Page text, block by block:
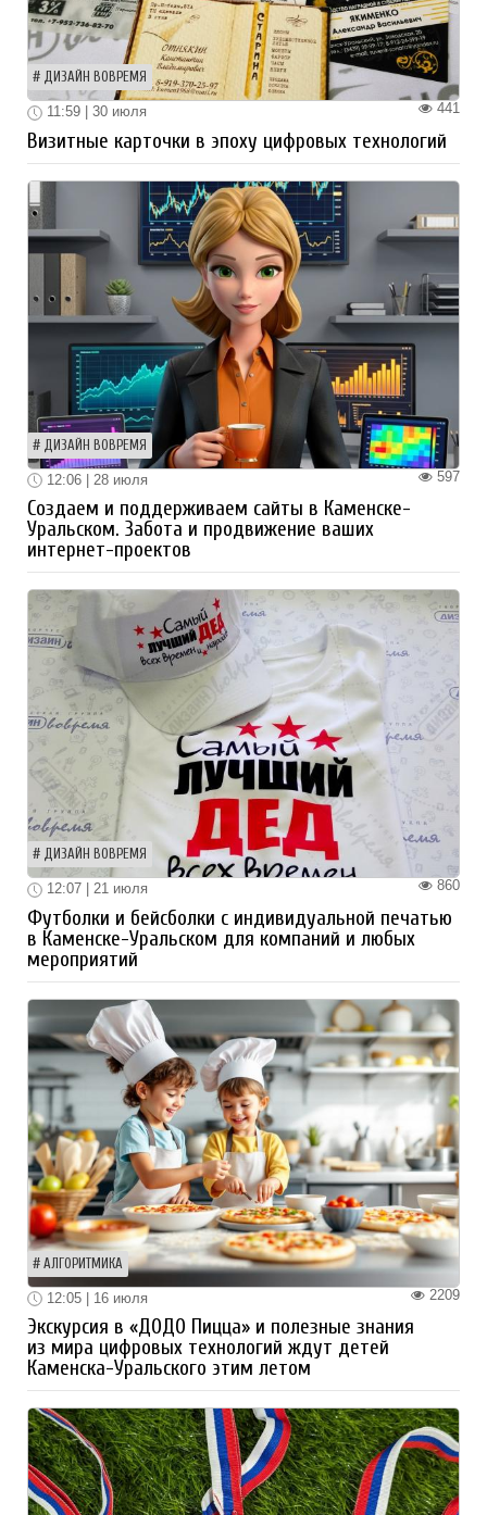
ДИЗАЙН ВОВРЕМЯ
441
11:59 | 30 июля
Визитные карточки в эпоху цифровых технологий
ДИЗАЙН ВОВРЕМЯ
597
12:06 | 28 июля
Создаем и поддерживаем сайты в Каменске-
Уральском. Забота и продвижение ваших
интернет-проектов
ДИЗАЙН ВОВРЕМЯ
860
12:07 | 21 июля
Футболки и бейсболки с индивидуальной печатью
в Каменске-Уральском для компаний и любых
мероприятий
АЛГОРИТМИКА
2209
12:05 | 16 июля
Экскурсия в «ДОДО Пицца» и полезные знания
из мира цифровых технологий ждут детей
Каменска-Уральского этим летом